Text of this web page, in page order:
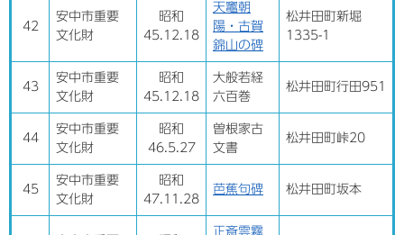
42
安中市重要
文化財
昭和
45.12.18
天竈朝
陽・古賀
錦山の碑
松井田町新堀
1335-1
43
安中市重要
文化財
昭和
45.12.18
大般若経
六百巻
松井田町行田951
44
安中市重要
文化財
昭和
46.5.27
曽根家古
文書
松井田町峠20
45
安中市重要
文化財
昭和
47.11.28
芭蕉句碑 松井田町坂本
正斎雲霧